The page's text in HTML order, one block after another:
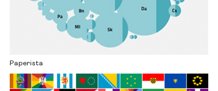
Paperista